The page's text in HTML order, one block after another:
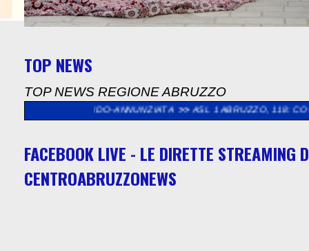
TOP NEWS
TOP NEWS REGIONE ABRUZZO
>> ASL 1 ABRUZZO, 118: CONSEGNATE
FACEBOOK LIVE - LE DIRETTE STREAMING
CENTROABRUZZONEWS